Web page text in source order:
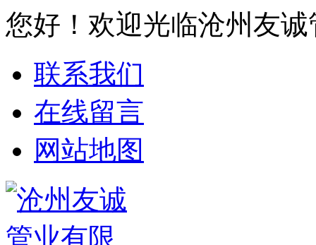
您好！欢迎光临沧州友
联系我们
在线留言
网站地图